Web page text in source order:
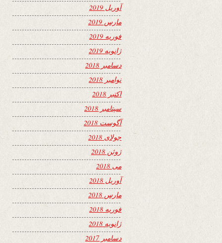
آوریل 2019
مارس 2019
فوریه 2019
ژانویه 2019
دسامبر 2018
نوامبر 2018
اکتبر 2018
سپتامبر 2018
آگوست 2018
جولای 2018
ژوئن 2018
می 2018
آوریل 2018
مارس 2018
فوریه 2018
ژانویه 2018
دسامبر 2017